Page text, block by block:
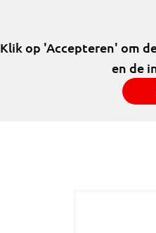
Klik op 'Accepteren' om
en de